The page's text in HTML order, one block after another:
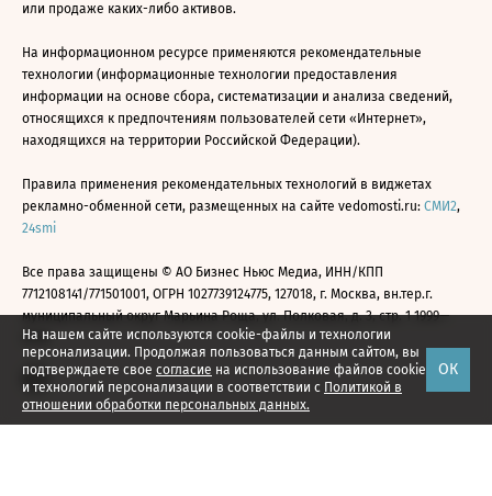
На нашем сайте используются cookie-файлы и технологии
персонализации. Продолжая пользоваться данным сайтом, вы
подтверждаете свое согласие на использование файлов cookie
и технологий персонализации в соответствии с Политикой в
отношении обработки персональных данных.
ОК
или продаже каких-либо активов.
На информационном ресурсе применяются рекомендательные
технологии (информационные технологии предоставления
информации на основе сбора, систематизации и анализа сведений,
относящихся к предпочтениям пользователей сети «Интернет»,
находящихся на территории Российской Федерации).
Правила применения рекомендательных технологий в виджетах
рекламно-обменной сети, размещенных на сайте vedomosti.ru: СМИ2,
24smi
Все права защищены © АО Бизнес Ньюс Медиа, ИНН/КПП
7712108141/771501001, ОГРН 1027739124775, 127018, г. Москва, вн.тер.г.
муниципальный округ Марьина Роща, ул. Полковая, д. 3, стр. 1 1999—
2026